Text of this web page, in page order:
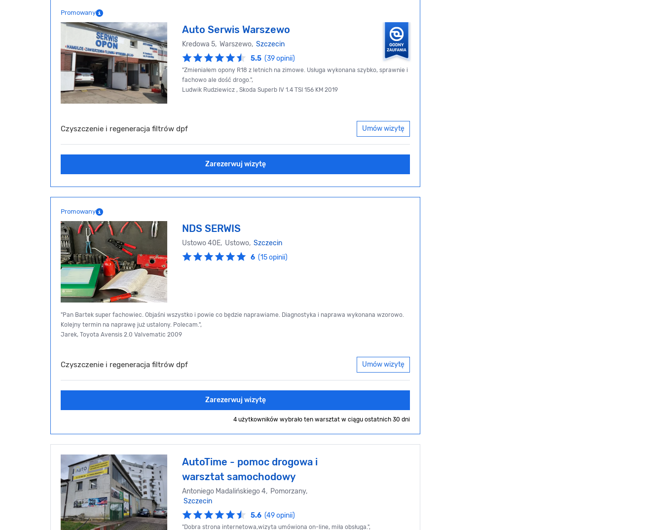
Promowany
Auto Serwis Warszewo
Kredowa 5, Warszewo, Szczecin
5.5 (39 opinii)
"Zmieniałem opony R18 z letnich na zimowe. Usługa wykonana szybko, sprawnie i
fachowo ale dość drogo.",
Ludwik Rudziewicz , Skoda Superb IV 1.4 TSI 156 KM 2019
Czyszczenie i regeneracja filtrów dpf Umów wizytę
Zarezerwuj wizytę
Promowany
NDS SERWIS
Ustowo 40E, Ustowo, Szczecin
6 (15 opinii)
"Pan Bartek super fachowiec. Objaśni wszystko i powie co będzie naprawiame. Diagnostyka i naprawa wykonana wzorowo.
Kolejny termin na naprawę już ustalony. Polecam.",
Jarek, Toyota Avensis 2.0 Valvematic 2009
Czyszczenie i regeneracja filtrów dpf Umów wizytę
Zarezerwuj wizytę
4 użytkowników wybrało ten warsztat w ciągu ostatnich 30 dni
AutoTime - pomoc drogowa i
warsztat samochodowy
Antoniego Madalińskiego 4, Pomorzany,
Szczecin
5.6 (49 opinii)
"Dobra strona internetowa,wizyta umówiona on-line, miła obsługa.",